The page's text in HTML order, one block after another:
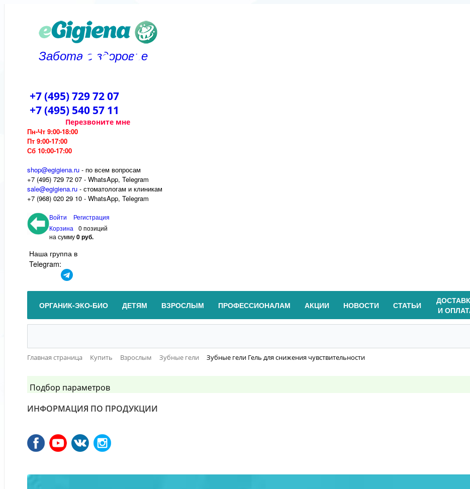
Забота о здоровье
+7 (495) 729 72 07
+7 (495) 540 57 11
Перезвоните мне
Пн-Чт 9:00-18:00
Пт 9:00-17:00
Сб 10:00-17:00
shop@egigiena.ru - по всем вопросам
‎+7 (495) 729 72 07 - WhatsApp, Telegram
sale@egigiena.ru - стоматологам и клиникам
+7 (968) 020 29 10 - WhatsApp, Telegram
Войти
Регистрация
Корзина
0 позиций
на сумму0 руб.
Наша группа в
Telegram:
ОРГАНИК-ЭКО-БИО ДЕТЯМ ВЗРОСЛЫМ ПРОФЕССИОНАЛАМ АКЦИИ НОВОСТИ СТАТЬИ
И
Главная страница Купить Взрослым Зубные гели Зубные гели Гель для снижения чувствительности
Подбор параметров
ИНФОРМАЦИЯ ПО ПРОДУКЦИИ